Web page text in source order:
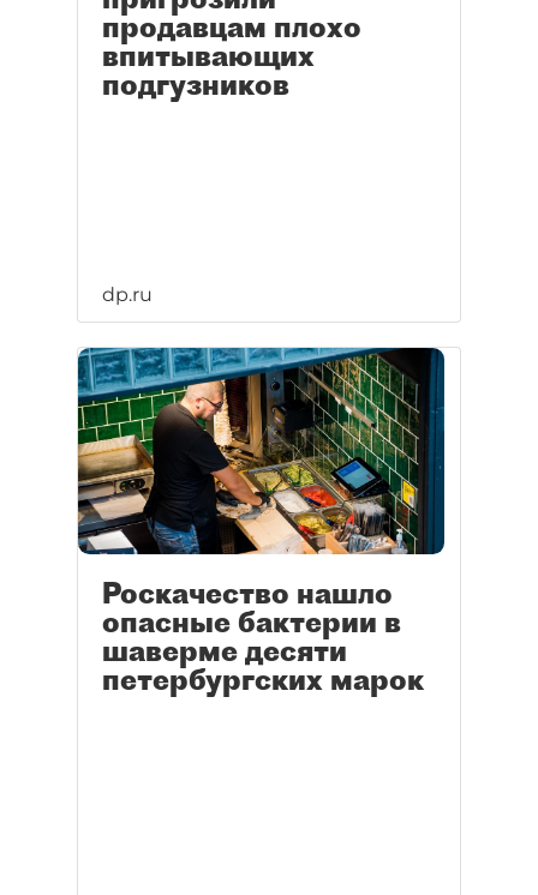
продавцам плохо
впитывающих
подгузников
dp.ru
Роскачество нашло
опасные бактерии в
шаверме десяти
петербургских марок